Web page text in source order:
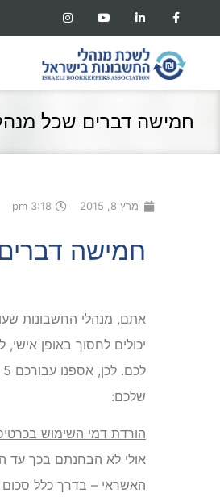
חמישה דברים שכל
מרץ 8, 2015 3:18 pm
חמישה
אתם, מנהלי החשבונות
יכולים לחסוך באופן
שלכם:
הורדת דמי השימוש
אולי לא הבחנתם בכך עד